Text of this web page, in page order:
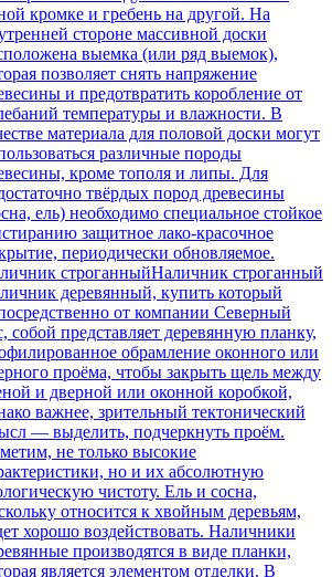
кромке и гребень на другой. На
стороне массивной доски
выемка (или ряд выемок),
позволяет снять напряжение
и предотвратить коробление от
температуры и влажности. В
материала для половой доски могут
различные породы
кроме тополя и липы. Для
твёрдых пород древесины
ель) необходимо специальное стойкое
защитное лако-красочное
периодически обновляемое.
строганныйНаличник строганный
деревянный, купить который
от компании Северный
собой представляет деревянную планку,
обрамление оконного или
проёма, чтобы закрыть щель между
и дверной или оконной коробкой,
важнее, зрительный тектонический
— выделить, подчеркнуть проём.
не только высокие
но и их абсолютную
чистоту. Ель и сосна,
относится к хвойным деревьям,
хорошо воздействовать. Наличники
производятся в виде планки,
является элементом отделки. В